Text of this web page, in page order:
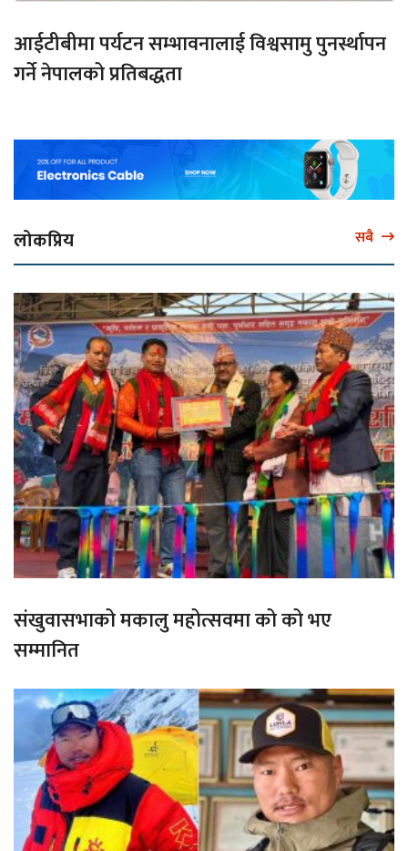
आईटीबीमा पर्यटन सम्भावनालाई विश्वसामु पुनर्स्थापन
गर्ने नेपालको प्रतिबद्धता
लोकप्रिय सबै
संखुवासभाको मकालु महोत्सवमा को को भए
सम्मानित